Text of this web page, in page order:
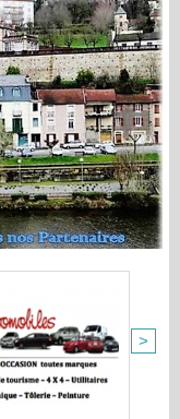
>